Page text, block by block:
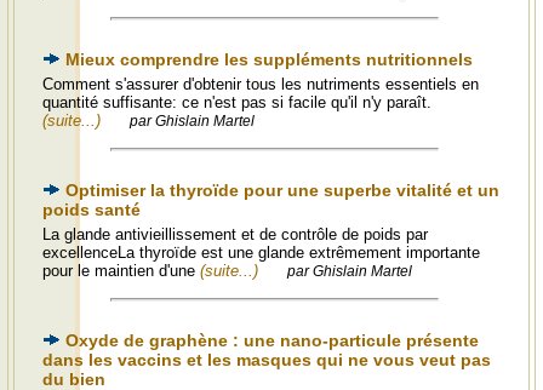
Mieux comprendre les suppléments nutritionnels
Comment s'assurer d'obtenir tous les nutriments essentiels en
quantité suffisante: ce n'est pas si facile qu'il n'y paraît.
(suite...)
par Ghislain Martel
Optimiser la thyroïde pour une superbe vitalité et un
poids santé
La glande antivieillissement et de contrôle de poids par
excellenceLa thyroïde est une glande extrêmement importante
pour le maintien d'une (suite...) par Ghislain Martel
Oxyde de graphène : une nano-particule présente
dans les vaccins et les masques qui ne vous veut pas
du bien